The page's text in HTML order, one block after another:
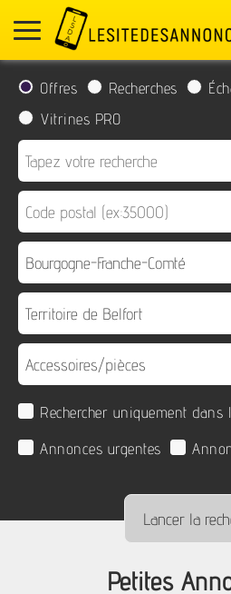
Offres Recherches
Vitrines PRO
Rechercher uniquement dans
Annonces urgentes
Petites